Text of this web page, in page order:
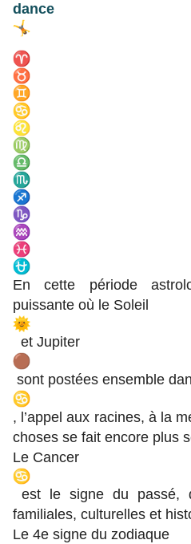
dance
En cette période
puissante où le Soleil
et Jupiter
sont postées ensemble
, l’appel aux racines, à la
choses se fait encore plus
Le Cancer
est le signe du passé,
familiales, culturelles et
Le 4e signe du zodiaque